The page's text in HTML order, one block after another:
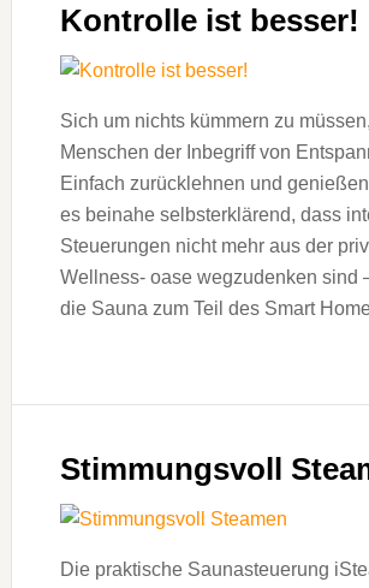
Kontrolle ist besser!
Sich um nichts kümmern zu
Menschen der Inbegriff von
Einfach zurücklehnen und
es beinahe selbsterklärend, dass
Steuerungen nicht mehr aus der
Wellness- oase wegzudenken sind
die Sauna zum Teil des Smart
Stimmungsvoll
Die praktische Saunasteuerung